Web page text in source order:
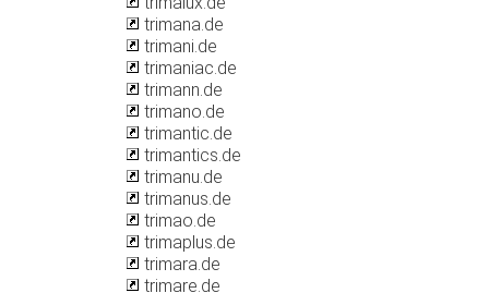
trimana.de
trimani.de
trimaniac.de
trimann.de
trimano.de
trimantic.de
trimantics.de
trimanu.de
trimanus.de
trimao.de
trimaplus.de
trimara.de
trimare.de